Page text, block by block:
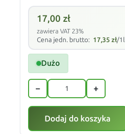
17,00 zł
zawiera VAT 23%
Cena jedn. brutto: 17,35 zł/1l
Dużo
− +
Dodaj do koszyka